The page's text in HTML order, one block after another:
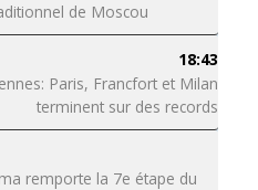
de Moscou
18:43
Paris, Francfort et Milan
terminent sur des records
remporte la 7e étape du